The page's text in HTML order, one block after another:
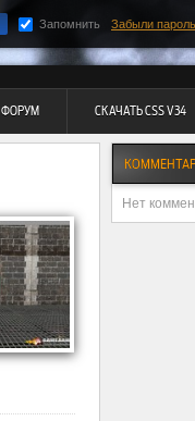
Запомнить Забыли
ФОРУМ СКАЧАТЬ CSS V34
Нет